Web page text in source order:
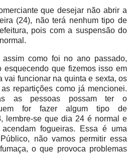
que desejar não abrir a
(24), não terá nenhum tipo de
pois com a suspensão do
como foi no ano passado,
esquecendo que fizemos isso em
vai funcionar na quinta e sexta, os
repartições como já mencionei.
as pessoas possam ter o
for fazer algum tipo de
lembre-se que dia 24 é normal e
fogueiras. Essa é uma
não vamos permitir essa
o que provoca problemas